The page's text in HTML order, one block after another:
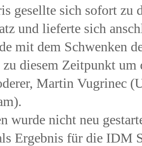
gesellte sich sofort zu
und lieferte sich
mit dem Schwenken
zu diesem Zeitpunkt
Martin Vugrinec
wurde nicht neu
Ergebnis für die IDM